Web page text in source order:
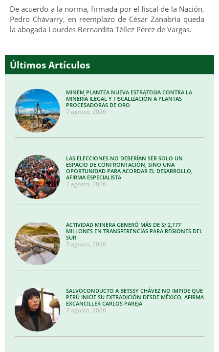
De acuerdo a la norma, firmada por el fiscal de la Nación,
Pedro Chávarry, en reemplazo de César Zanabria queda
la abogada Lourdes Bernardita Téllez Pérez de Vargas.
Últimos Artículos
MINEM PLANTEA NUEVA ESTRATEGIA CONTRA LA
MINERÍA ILEGAL Y FISCALIZACIÓN A PLANTAS
PROCESADORAS DE ORO
7 agosto, 2026
LAS ELECCIONES NO DEBERÍAN SER SOLO UN
ESPACIO DE CONFRONTACIÓN, SINO UNA
OPORTUNIDAD PARA ACORDAR EL DESARROLLO,
AFIRMA ESPECIALISTA
7 agosto, 2026
ACTIVIDAD MINERA GENERÓ MÁS DE S/ 2,177
MILLONES EN TRANSFERENCIAS PARA REGIONES DEL
SUR
7 agosto, 2026
SALVOCONDUCTO A BETSSY CHÁVEZ NO IMPIDE QUE
PERÚ INICIE SU EXTRADICIÓN DESDE MÉXICO, AFIRMA
EXCANCILLER CARLOS PAREJA
7 agosto, 2026